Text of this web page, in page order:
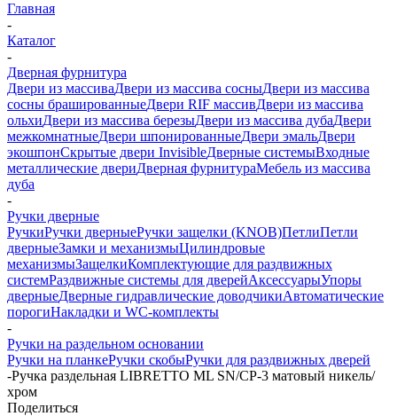
Главная
-
Каталог
-
Дверная фурнитура
Двери из массиваДвери из массива сосныДвери из массива
сосны брашированныеДвери RIF массивДвери из массива
ольхиДвери из массива березыДвери из массива дубаДвери
межкомнатныеДвери шпонированныеДвери эмальДвери
экошпонСкрытые двери InvisibleДверные системыВходные
металлические двериДверная фурнитураМебель из массива
дуба
-
Ручки дверные
РучкиРучки дверныеРучки защелки (KNOB)ПетлиПетли
дверныеЗамки и механизмыЦилиндровые
механизмыЗащелкиКомплектующие для раздвижных
системРаздвижные системы для дверейАксессуарыУпоры
дверныеДверные гидравлические доводчикиАвтоматические
порогиНакладки и WC-комплекты
-
Ручки на раздельном основании
Ручки на планкеРучки скобыРучки для раздвижных дверей
-Ручка раздельная LIBRETTO ML SN/CP-3 матовый никель/
хром
Поделиться